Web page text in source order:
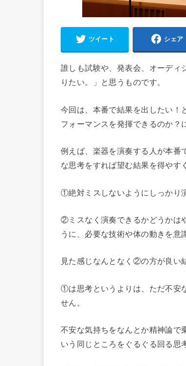
ツイート シェア
誰しも試験や、発表会、オーディ
りたい。」と思うものです。
今回は、本番で結果を出したい！
フォーマンスを発揮できるのか？
例えば、楽器を演奏する人が本番
な思考をすれば望む結果を得やす
①絶対ミスしないようにしっかり
②ミスなく演奏できるかどうかは
うに、必要な技術や体の動きを意
見た感じなんとなく②の方が良い
①は思考というよりは、ただ不安
せん。
不安な気持ちをなんとか精神論で
いう同じところをぐるぐる回る思